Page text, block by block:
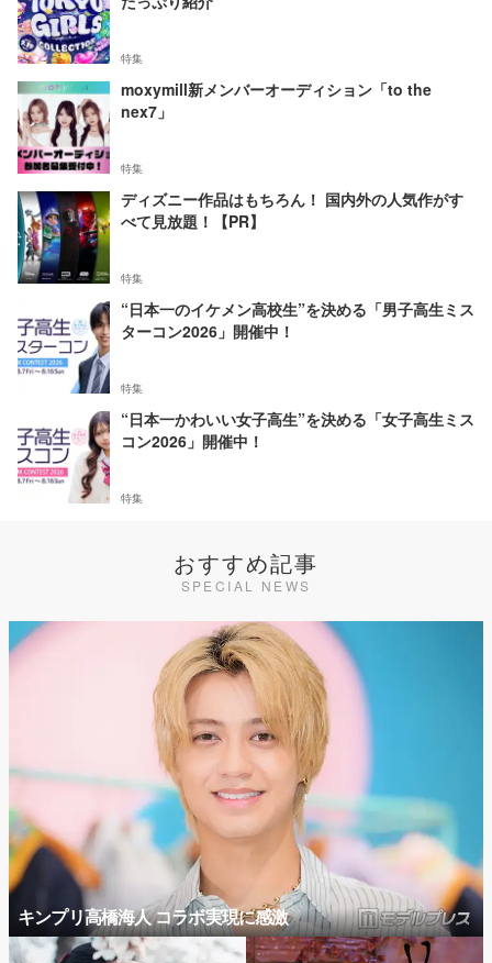
特集
moxymill新メンバーオーディション「to the
nex7」
特集
ディズニー作品はもちろん！ 国内外の人気作がす
べて見放題！【PR】
特集
“日本一のイケメン高校生”を決める「男子高生ミス
ターコン2026」開催中！
特集
“日本一かわいい女子高生”を決める「女子高生ミス
コン2026」開催中！
特集
おすすめ記事
SPECIAL NEWS
キンプリ高橋海人 コラボ実現に感激